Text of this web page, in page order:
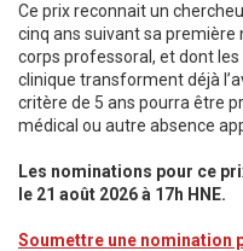
Ce prix reconnait un
cinq ans suivant sa
corps professoral, et dont
clinique transforment déjà
critère de 5 ans pourra être
médical ou autre absence
Les nominations pour ce
le 21 août 2026 à 17h HNE.
Soumettre une nomination